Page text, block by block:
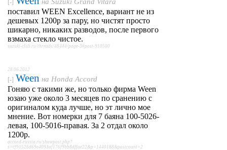
[-]
поставил WEEN Excellence, вариант не из
дешевых 1200р за пару, но чистят просто
шикарно, никаких разводов, после первого
взмаха стекло чистое.
suzuki-club.ru/threads/48444/page-3#post-910500
28.06.2012
[-] Ween на Honda Accord
Гоняю с такими же, но только фирма Ween
юзаю уже около 3 месяцев по сранению с
оригиналом куда лучше, но эт лично мое
мнение. Вот номерки для 7 баяна 100-5026-
левая, 100-5016-правая. За 2 отдал около
1200р.
accord-russia.ru/showpost.php?
s=cf91526d69e4093af176f9bb8dffae22&p=1440188&postcount=2